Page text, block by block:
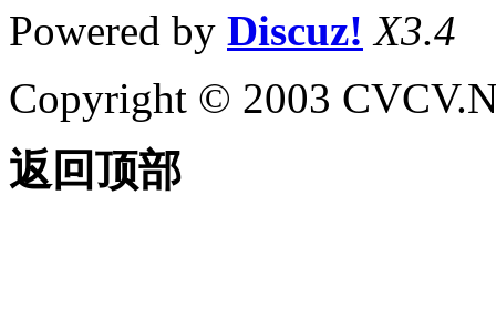
Powered by Discuz! X3.4
Copyright © 2003
返回顶部